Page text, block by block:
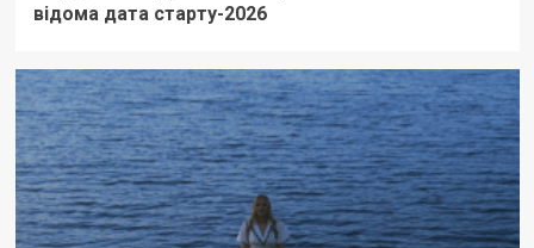
відома дата старту-2026